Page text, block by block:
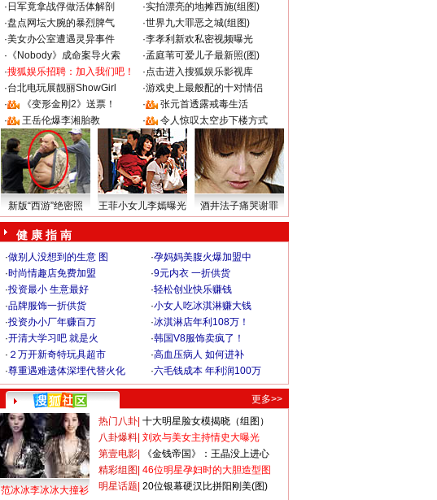
· 日军竟拿战俘做活体解剖 ·实拍漂亮的地摊西施(组图)
·盘点网坛大腕的暴烈脾气 ·世界九大罪恶之城(组图)
·美女办公室遭遇灵异事件 ·李孝利新欢私密视频曝光
· 《Nobody》成命案导火索 ·孟庭苇可爱儿子最新照(图)
·搜狐娱乐招聘：加入我们吧！ ·点击进入搜狐娱乐影视库
·台北电玩展靓丽ShowGirl ·游戏史上最般配的十对情侣
·
《变形金刚2》送票！ ·
张元首透露戒毒生活
·
王岳伦爆李湘胎教 · 令人惊叹太空步下楼方式
新版“西游”绝密照 王菲小女儿李嫣曝光 酒井法子痛哭谢罪
健 康 指 南
·做别人没想到的生意 图 ·孕妈妈美腹火爆加盟中
·时尚情趣店免费加盟 ·9元内衣 一折供货
·投资最小 生意最好 ·轻松创业快乐赚钱
·品牌服饰一折供货 ·小女人吃冰淇淋赚大钱
·投资办小厂年赚百万 ·冰淇淋店年利108万！
·开清大学习吧 就是火 ·韩国V8服饰卖疯了！
· ２万开新奇特玩具超市 ·高血压病人 如何进补
·尊重遇难遗体深埋代替火化 ·六毛钱成本 年利润100万
更多>>
范冰冰李冰冰大撞衫
热门八卦 十大明星脸女模揭晓（组图）
八卦爆料 刘欢与美女主持情史大曝光
第壹电影
《金钱帝国》：王晶没上进心
精彩组图 46位明星孕妇时的大胆造型图
明星话题 20位银幕硬汉比拼阳刚美(图)